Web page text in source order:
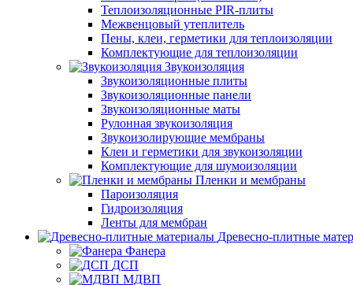
Теплоизоляционные PIR-плиты
Межвенцовый утеплитель
Пены, клеи, герметики для теплоизоляции
Комплектующие для теплоизоляции
Звукоизоляция
Звукоизоляционные плиты
Звукоизоляционные панели
Звукоизоляционные маты
Рулонная звукоизоляция
Звукоизолирующие мембраны
Клеи и герметики для звукоизоляции
Комплектующие для шумоизоляции
Пленки и мембраны
Пароизоляция
Гидроизоляция
Ленты для мембран
Древесно-плитные
Фанера
ДСП
МДВП